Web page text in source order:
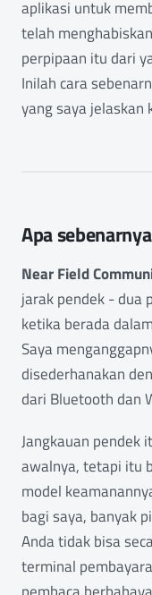
aplikasi untuk
telah
perpipaan itu dari
Inilah cara
yang saya jelaskan
Apa
Near Field
jarak pendek - dua
ketika berada
Saya
disederhanakan
dari Bluetooth dan
Jangkauan pendek
awalnya, tetapi itu
model
bagi saya, banyak
Anda tidak bisa
terminal